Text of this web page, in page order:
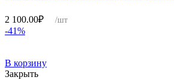
2 100.00₽ /шт
-41%
В корзину
Закрыть